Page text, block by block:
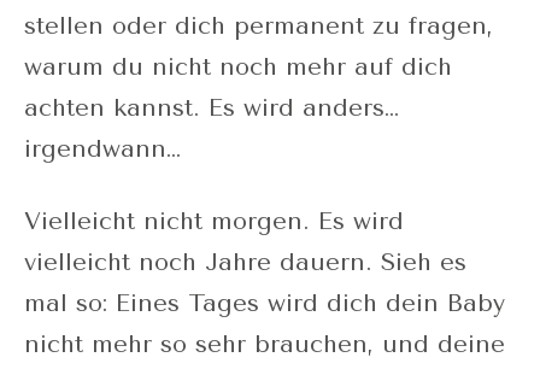
stellen oder dich permanent zu fragen,
warum du nicht noch mehr auf dich
achten kannst. Es wird anders…
irgendwann…
Vielleicht nicht morgen. Es wird
vielleicht noch Jahre dauern. Sieh es
mal so: Eines Tages wird dich dein Baby
nicht mehr so sehr brauchen, und deine